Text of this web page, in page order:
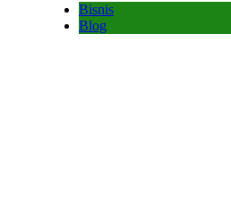
Bisnis
Blog